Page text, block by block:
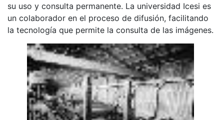
su uso y consulta permanente. La universidad Icesi es
un colaborador en el proceso de difusión, facilitando
la tecnología que permite la consulta de las imágenes.